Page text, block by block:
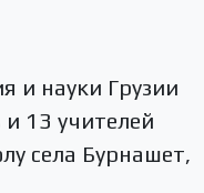
и науки Грузии
13 учителей
села Бурнашет,